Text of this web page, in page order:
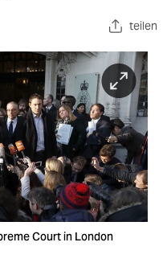
teilen
Court in London